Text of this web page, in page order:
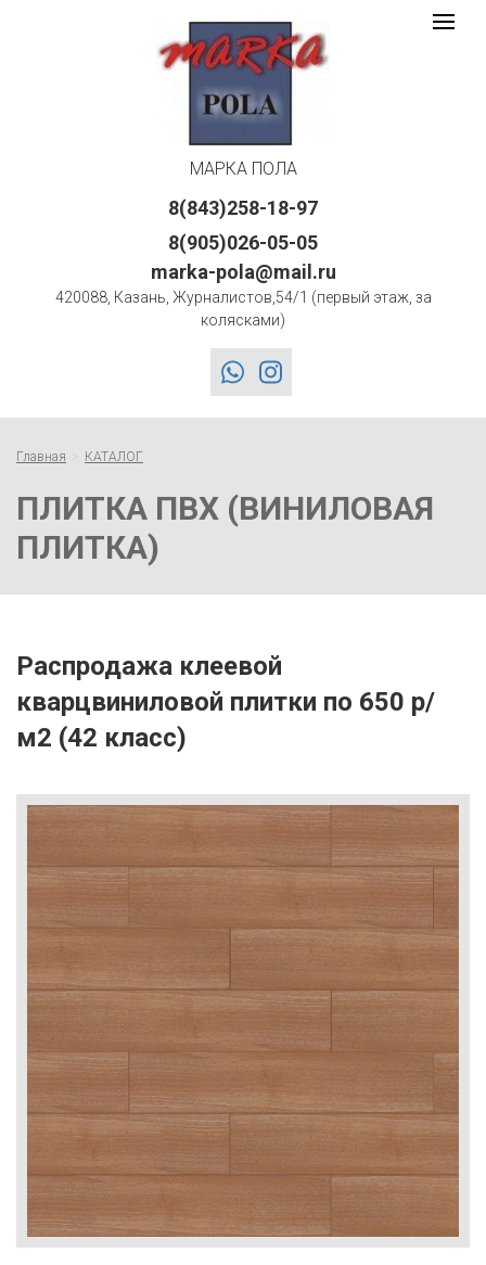
Марка
Пола
logo
МАРКА ПОЛА
8(843)258-18-97
8(905)026-05-05
marka-pola@mail.ru
420088, Казань, Журналистов,54/1 (первый этаж, за
колясками)
whatsappinstagram
Toggle
Главная КАТАЛОГ
ПЛИТКА ПВХ (ВИНИЛОВАЯ
ПЛИТКА)
Распродажа клеевой
кварцвиниловой плитки по 650 р/
м2 (42 класс)